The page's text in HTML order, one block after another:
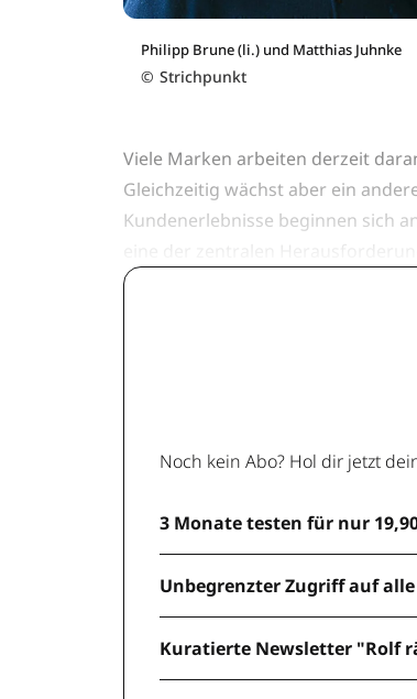
Philipp Brune (li.) und Matthias Juhnke
© Strichpunkt
Viele Marken arbeiten derzeit
Gleichzeitig wächst aber ein
Kundenerlebnisse beginnen sich
Noch kein Abo? Hol dir jetzt
3 Monate testen für nur
Unbegrenzter Zugriff auf
Kuratierte Newsletter "Rolf